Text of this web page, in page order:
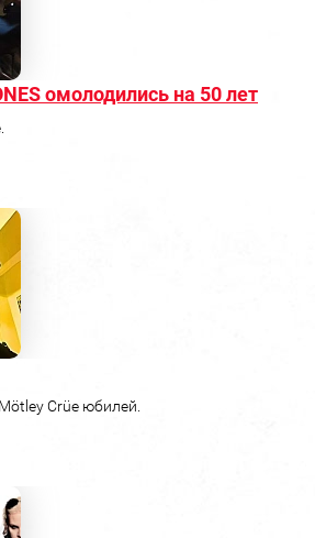
омолодились на 50 лет
Crüe юбилей.